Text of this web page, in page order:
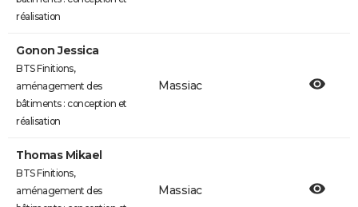
réalisation
Gonon Jessica
BTS Finitions,
aménagement des
bâtiments : conception et
réalisation
Massiac
Thomas Mikael
BTS Finitions,
aménagement des
Massiac